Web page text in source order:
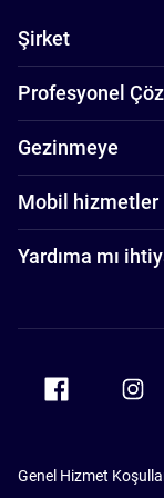
Şirket
Profesyonel
Gezinmeye
Mobil hizmetler
Yardıma mı
Accor Facebook
Genel Hizmet